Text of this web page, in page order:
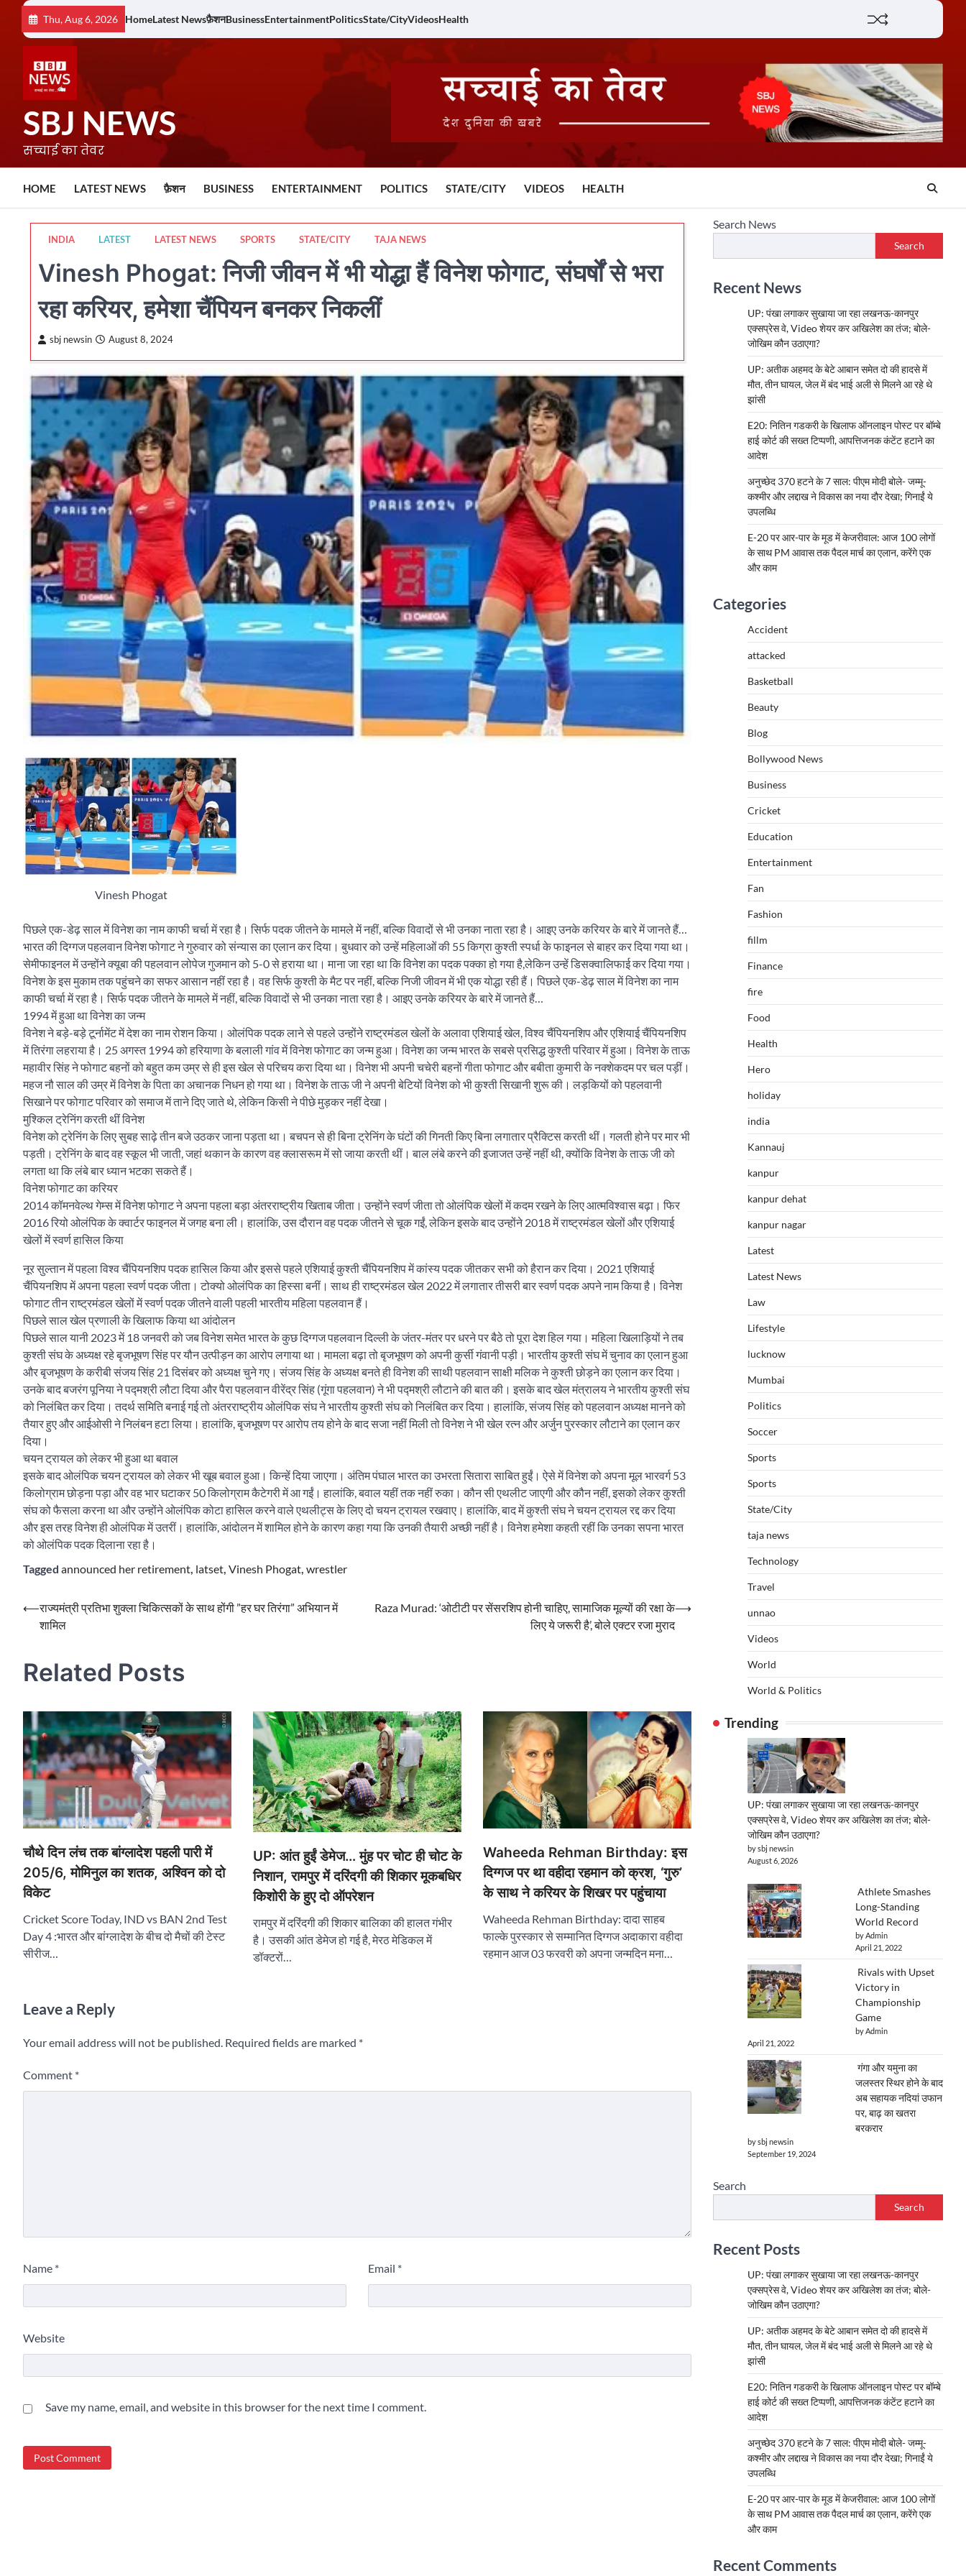
content
Thu, Aug 6, 2026 HomeLatest Newsफ़ैशनBusinessEntertainmentPoliticsState/CityVideosHealth
SBJ NEWS
सच्चाई का तेवर
HOME LATEST NEWS फ़ैशन BUSINESS ENTERTAINMENT POLITICS STATE/CITY VIDEOS HEALTH
INDIA LATEST LATEST NEWS SPORTS STATE/CITY TAJA NEWS
Vinesh Phogat: निजी जीवन में भी योद्धा हैं विनेश फोगाट, संघर्षों से भरा
रहा करियर, हमेशा चैंपियन बनकर निकलीं
sbj newsin August 8, 2024
Vinesh Phogat
पिछले एक-डेढ़ साल में विनेश का नाम काफी चर्चा में रहा है। सिर्फ पदक जीतने के मामले में नहीं, बल्कि विवादों से भी उनका नाता रहा है। आइए उनके करियर के बारे में जानते हैं…
भारत की दिग्गज पहलवान विनेश फोगाट ने गुरुवार को संन्यास का एलान कर दिया। बुधवार को उन्हें महिलाओं की 55 किग्रा कुश्ती स्पर्धा के फाइनल से बाहर कर दिया गया था।
सेमीफाइनल में उन्होंने क्यूबा की पहलवान लोपेज गुजमान को 5-0 से हराया था। माना जा रहा था कि विनेश का पदक पक्का हो गया है,लेकिन उन्हें डिसक्वालिफाई कर दिया गया।
विनेश के इस मुकाम तक पहुंचने का सफर आसान नहीं रहा है। वह सिर्फ कुश्ती के मैट पर नहीं, बल्कि निजी जीवन में भी एक योद्धा रही हैं। पिछले एक-डेढ़ साल में विनेश का नाम
काफी चर्चा में रहा है। सिर्फ पदक जीतने के मामले में नहीं, बल्कि विवादों से भी उनका नाता रहा है। आइए उनके करियर के बारे में जानते हैं…
1994 में हुआ था विनेश का जन्म
विनेश ने बड़े-बड़े टूर्नामेंट में देश का नाम रोशन किया। ओलंपिक पदक लाने से पहले उन्होंने राष्ट्रमंडल खेलों के अलावा एशियाई खेल, विश्व चैंपियनशिप और एशियाई चैंपियनशिप
में तिरंगा लहराया है। 25 अगस्त 1994 को हरियाणा के बलाली गांव में विनेश फोगाट का जन्म हुआ। विनेश का जन्म भारत के सबसे प्रसिद्ध कुश्ती परिवार में हुआ। विनेश के ताऊ
महावीर सिंह ने फोगाट बहनों को बहुत कम उम्र से ही इस खेल से परिचय करा दिया था। विनेश भी अपनी चचेरी बहनों गीता फोगाट और बबीता कुमारी के नक्शेकदम पर चल पड़ीं।
महज नौ साल की उम्र में विनेश के पिता का अचानक निधन हो गया था। विनेश के ताऊ जी ने अपनी बेटियों विनेश को भी कुश्ती सिखानी शुरू की। लड़कियों को पहलवानी
सिखाने पर फोगाट परिवार को समाज में ताने दिए जाते थे, लेकिन किसी ने पीछे मुड़कर नहीं देखा।
मुश्किल ट्रेनिंग करती थीं विनेश
विनेश को ट्रेनिंग के लिए सुबह साढ़े तीन बजे उठकर जाना पड़ता था। बचपन से ही बिना ट्रेनिंग के घंटों की गिनती किए बिना लगातार प्रैक्टिस करती थीं। गलती होने पर मार भी
पड़ती। ट्रेनिंग के बाद वह स्कूल भी जाती, जहां थकान के कारण वह क्लासरूम में सो जाया करती थीं। बाल लंबे करने की इजाजत उन्हें नहीं थी, क्योंकि विनेश के ताऊ जी को
लगता था कि लंबे बार ध्यान भटका सकते हैं।
विनेश फोगाट का करियर
2014 कॉमनवेल्थ गेम्स में विनेश फोगाट ने अपना पहला बड़ा अंतरराष्ट्रीय खिताब जीता। उन्होंने स्वर्ण जीता तो ओलंपिक खेलों में कदम रखने के लिए आत्मविश्वास बढ़ा। फिर
2016 रियो ओलंपिक के क्वार्टर फाइनल में जगह बना ली। हालांकि, उस दौरान वह पदक जीतने से चूक गईं, लेकिन इसके बाद उन्होंने 2018 में राष्ट्रमंडल खेलों और एशियाई
खेलों में स्वर्ण हासिल किया
नूर सुल्तान में पहला विश्व चैंपियनशिप पदक हासिल किया और इससे पहले एशियाई कुश्ती चैंपियनशिप में कांस्य पदक जीतकर सभी को हैरान कर दिया। 2021 एशियाई
चैंपियनशिप में अपना पहला स्वर्ण पदक जीता। टोक्यो ओलंपिक का हिस्सा बनीं। साथ ही राष्ट्रमंडल खेल 2022 में लगातार तीसरी बार स्वर्ण पदक अपने नाम किया है। विनेश
फोगाट तीन राष्ट्रमंडल खेलों में स्वर्ण पदक जीतने वाली पहली भारतीय महिला पहलवान हैं।
पिछले साल खेल प्रणाली के खिलाफ किया था आंदोलन
पिछले साल यानी 2023 में 18 जनवरी को जब विनेश समेत भारत के कुछ दिग्गज पहलवान दिल्ली के जंतर-मंतर पर धरने पर बैठे तो पूरा देश हिल गया। महिला खिलाड़ियों ने तब
कुश्ती संघ के अध्यक्ष रहे बृजभूषण सिंह पर यौन उत्पीड़न का आरोप लगाया था। मामला बढ़ा तो बृजभूषण को अपनी कुर्सी गंवानी पड़ी। भारतीय कुश्ती संघ में चुनाव का एलान हुआ
और बृजभूषण के करीबी संजय सिंह 21 दिसंबर को अध्यक्ष चुने गए। संजय सिंह के अध्यक्ष बनते ही विनेश की साथी पहलवान साक्षी मलिक ने कुश्ती छोड़ने का एलान कर दिया।
उनके बाद बजरंग पूनिया ने पद्मश्री लौटा दिया और पैरा पहलवान वीरेंद्र सिंह (गूंगा पहलवान) ने भी पद्मश्री लौटाने की बात की। इसके बाद खेल मंत्रालय ने भारतीय कुश्ती संघ
को निलंबित कर दिया। तदर्थ समिति बनाई गई तो अंतरराष्ट्रीय ओलंपिक संघ ने भारतीय कुश्ती संघ को निलंबित कर दिया। हालांकि, संजय सिंह को पहलवान अध्यक्ष मानने को
तैयार हुए और आईओसी ने निलंबन हटा लिया। हालांकि, बृजभूषण पर आरोप तय होने के बाद सजा नहीं मिली तो विनेश ने भी खेल रत्न और अर्जुन पुरस्कार लौटाने का एलान कर
दिया।
चयन ट्रायल को लेकर भी हुआ था बवाल
इसके बाद ओलंपिक चयन ट्रायल को लेकर भी खूब बवाल हुआ। किन्हें दिया जाएगा। अंतिम पंघाल भारत का उभरता सितारा साबित हुईं। ऐसे में विनेश को अपना मूल भारवर्ग 53
किलोग्राम छोड़ना पड़ा और वह भार घटाकर 50 किलोग्राम कैटेगरी में आ गईं। हालांकि, बवाल यहीं तक नहीं रुका। कौन सी एथलीट जाएगी और कौन नहीं, इसको लेकर कुश्ती
संघ को फैसला करना था और उन्होंने ओलंपिक कोटा हासिल करने वाले एथलीट्स के लिए दो चयन ट्रायल रखवाए। हालांकि, बाद में कुश्ती संघ ने चयन ट्रायल रद्द कर दिया
और इस तरह विनेश ही ओलंपिक में उतरीं। हालांकि, आंदोलन में शामिल होने के कारण कहा गया कि उनकी तैयारी अच्छी नहीं है। विनेश हमेशा कहती रहीं कि उनका सपना भारत
को ओलंपिक पदक दिलाना रहा है।
Tagged announced her retirement, latset, Vinesh Phogat, wrestler
Post
navigation
⟵राज्यमंत्री प्रतिभा शुक्ला चिकित्सकों के साथ होंगी ”हर घर तिरंगा” अभियान में
शामिल
Raza Murad: ‘ओटीटी पर सेंसरशिप होनी चाहिए, सामाजिक मूल्यों की रक्षा के
लिए ये जरूरी है’, बोले एक्टर रजा मुराद
⟶
Related Posts
चौथे दिन लंच तक बांग्लादेश पहली पारी में
205/6, मोमिनुल का शतक, अश्विन को दो
विकेट
Cricket Score Today, IND vs BAN 2nd Test
Day 4 :भारत और बांग्लादेश के बीच दो मैचों की टेस्ट
सीरीज…
UP: आंत हुईं डेमेज… मुंह पर चोट ही चोट के
निशान, रामपुर में दरिंदगी की शिकार मूकबधिर
किशोरी के हुए दो ऑपरेशन
रामपुर में दरिंदगी की शिकार बालिका की हालत गंभीर
है। उसकी आंत डेमेज हो गई है, मेरठ मेडिकल में
डॉक्टरों…
Waheeda Rehman Birthday: इस
दिग्गज पर था वहीदा रहमान को क्रश, ‘गुरु’
के साथ ने करियर के शिखर पर पहुंचाया
Waheeda Rehman Birthday: दादा साहब
फाल्के पुरस्कार से सम्मानित दिग्गज अदाकारा वहीदा
रहमान आज 03 फरवरी को अपना जन्मदिन मना…
Leave a Reply
Your email address will not be published. Required fields are marked *
Comment *
Name * Email *
Website
Save my name, email, and website in this browser for the next time I comment.
Search News
Search
Recent News
UP: पंखा लगाकर सुखाया जा रहा लखनऊ-कानपुर
एक्सप्रेस वे, Video शेयर कर अखिलेश का तंज; बोले-
जोखिम कौन उठाएगा?
UP: अतीक अहमद के बेटे आबान समेत दो की हादसे में
मौत, तीन घायल, जेल में बंद भाई अली से मिलने आ रहे थे
झांसी
E20: नितिन गडकरी के खिलाफ ऑनलाइन पोस्ट पर बॉम्बे
हाई कोर्ट की सख्त टिप्पणी, आपत्तिजनक कंटेंट हटाने का
आदेश
अनुच्छेद 370 हटने के 7 साल: पीएम मोदी बोले- जम्मू-
कश्मीर और लद्दाख ने विकास का नया दौर देखा; गिनाईं ये
उपलब्धि
E-20 पर आर-पार के मूड में केजरीवाल: आज 100 लोगों
के साथ PM आवास तक पैदल मार्च का एलान, करेंगे एक
और काम
Categories
Accident
attacked
Basketball
Beauty
Blog
Bollywood News
Business
Cricket
Education
Entertainment
Fan
Fashion
fillm
Finance
fire
Food
Health
Hero
holiday
india
Kannauj
kanpur
kanpur dehat
kanpur nagar
Latest
Latest News
Law
Lifestyle
lucknow
Mumbai
Politics
Soccer
Sports
Sports
State/City
taja news
Technology
Travel
unnao
Videos
World
World & Politics
Trending
UP: पंखा लगाकर सुखाया जा रहा लखनऊ-कानपुर
एक्सप्रेस वे, Video शेयर कर अखिलेश का तंज; बोले-
जोखिम कौन उठाएगा?
by sbj newsin
August 6, 2026
Athlete Smashes
Long-Standing
World Record
by Admin
April 21, 2022
Rivals with Upset
Victory in
Championship
Game
by Admin
April 21, 2022
गंगा और यमुना का
जलस्तर स्थिर होने के बाद
अब सहायक नदियां उफान
पर, बाढ़ का खतरा
बरकरार
by sbj newsin
September 19, 2024
Search
Search
Recent Posts
UP: पंखा लगाकर सुखाया जा रहा लखनऊ-कानपुर
एक्सप्रेस वे, Video शेयर कर अखिलेश का तंज; बोले-
जोखिम कौन उठाएगा?
UP: अतीक अहमद के बेटे आबान समेत दो की हादसे में
मौत, तीन घायल, जेल में बंद भाई अली से मिलने आ रहे थे
झांसी
E20: नितिन गडकरी के खिलाफ ऑनलाइन पोस्ट पर बॉम्बे
हाई कोर्ट की सख्त टिप्पणी, आपत्तिजनक कंटेंट हटाने का
आदेश
अनुच्छेद 370 हटने के 7 साल: पीएम मोदी बोले- जम्मू-
कश्मीर और लद्दाख ने विकास का नया दौर देखा; गिनाईं ये
उपलब्धि
E-20 पर आर-पार के मूड में केजरीवाल: आज 100 लोगों
के साथ PM आवास तक पैदल मार्च का एलान, करेंगे एक
और काम
Recent Comments